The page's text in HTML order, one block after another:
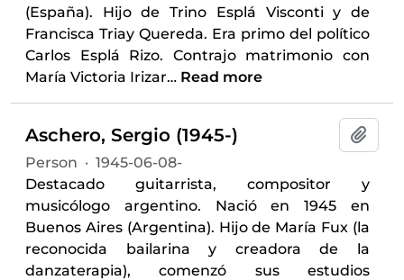
(España). Hijo de Trino Esplá Visconti y de
Francisca Triay Quereda. Era primo del político
Carlos Esplá Rizo. Contrajo matrimonio con
María Victoria Irizar… Read more
Aschero, Sergio (1945-)
Person · 1945-06-08-
Destacado guitarrista, compositor y
musicólogo argentino. Nació en 1945 en
Buenos Aires (Argentina). Hijo de María Fux (la
reconocida bailarina y creadora de la
danzaterapia), comenzó sus estudios